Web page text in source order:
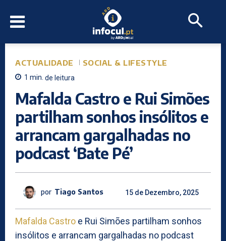
ACTUALIDADE SOCIAL & LIFESTYLE
1 min. de leitura
Mafalda Castro e Rui Simões
partilham sonhos insólitos e
arrancam gargalhadas no
podcast ‘Bate Pé’
por Tiago Santos 15 de Dezembro, 2025
Mafalda Castro e Rui Simões partilham sonhos
insólitos e arrancam gargalhadas no podcast